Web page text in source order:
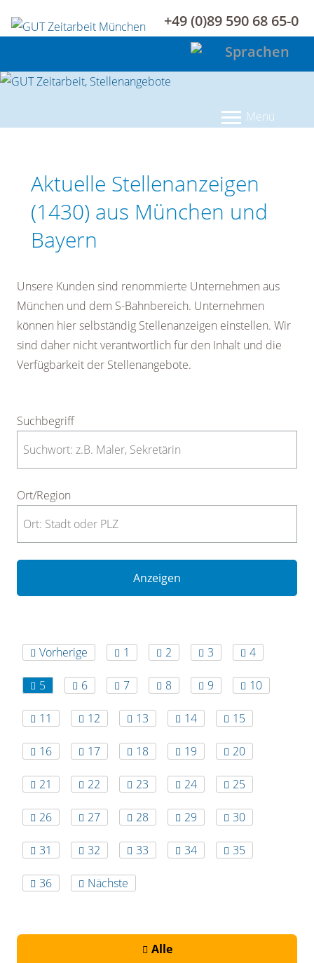
+49 (0)89 590 68 65-0
Menü
Aktuelle Stellenanzeigen
(1430) aus München und
Bayern
Unsere Kunden sind renommierte Unternehmen aus
München und dem S-Bahnbereich. Unternehmen
können hier selbständig Stellenanzeigen einstellen. Wir
sind daher nicht verantwortlich für den Inhalt und die
Verfügbarkeit der Stellenangebote.
Suchbegriff
Ort/Region
Vorherige 1 2 3 4
5 6 7 8 9 10
11 12 13 14 15
16 17 18 19 20
21 22 23 24 25
26 27 28 29 30
31 32 33 34 35
36 Nächste
Alle